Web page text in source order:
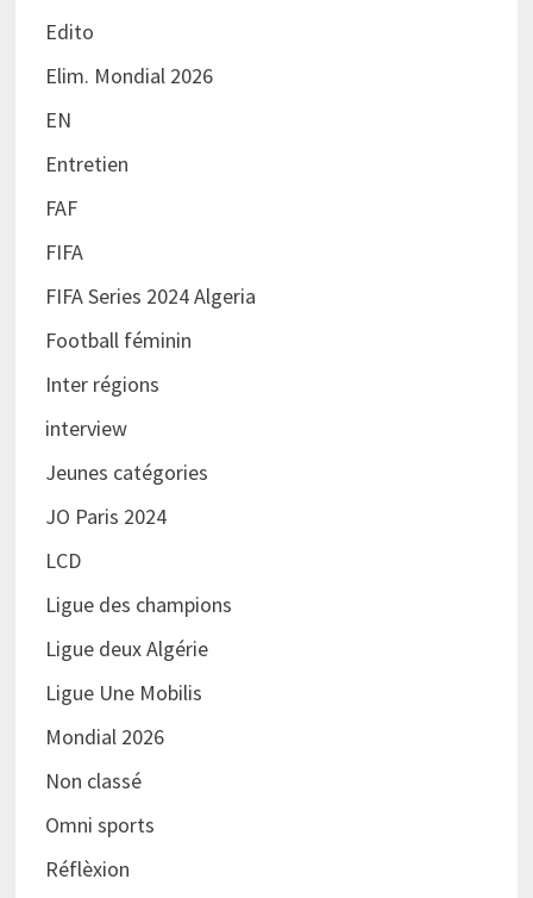
Edito
Elim. Mondial 2026
EN
Entretien
FAF
FIFA
FIFA Series 2024 Algeria
Football féminin
Inter régions
interview
Jeunes catégories
JO Paris 2024
LCD
Ligue des champions
Ligue deux Algérie
Ligue Une Mobilis
Mondial 2026
Non classé
Omni sports
Réflèxion